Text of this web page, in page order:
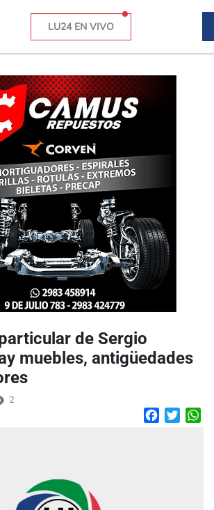
LU24 EN VIVO
de Sergio
muebles, antigüedades
2
Facebook